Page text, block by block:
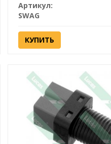
Артикул:
SWAG
КУПИТЬ